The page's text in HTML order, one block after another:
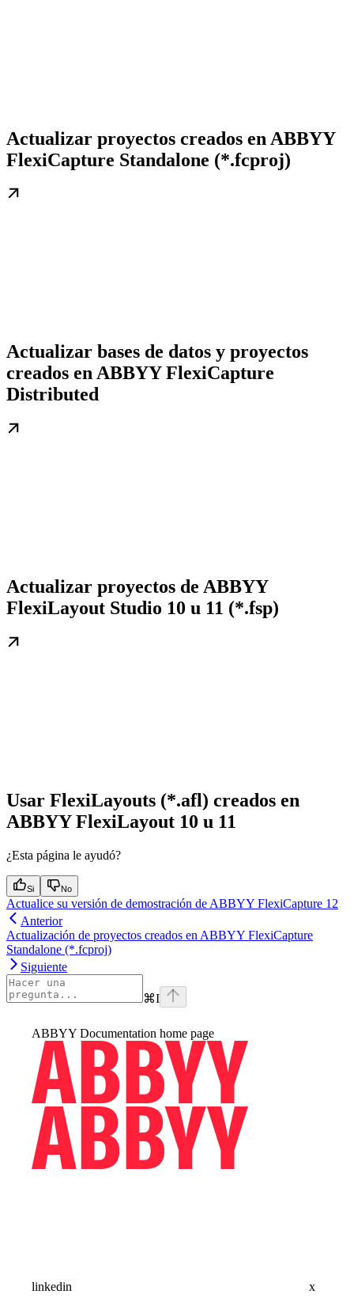
Actualizar proyectos creados en ABBYY
FlexiCapture Standalone (*.fcproj)
Actualizar bases de datos y proyectos
creados en ABBYY FlexiCapture
Distributed
Actualizar proyectos de ABBYY
FlexiLayout Studio 10 u 11 (*.fsp)
Usar FlexiLayouts (*.afl) creados en
ABBYY FlexiLayout 10 u 11
¿Esta página le ayudó?
Si No
Actualice su versión de demostración de ABBYY FlexiCapture 12
Anterior
Actualización de proyectos creados en ABBYY FlexiCapture
Standalone (*.fcproj)
Siguiente
⌘I
ABBYY Documentation home page
linkedin x